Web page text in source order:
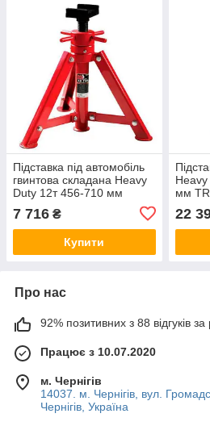
Підставка під автомобіль
гвинтова складана Heavy
Duty 12т 456-710 мм
7 716 ₴
Купити
мм
22
Про нас
92% позитивних з 88 відгуків за
Працює з 10.07.2020
м. Чернігів
14037. м. Чернігів, вул.
Чернігів, Україна